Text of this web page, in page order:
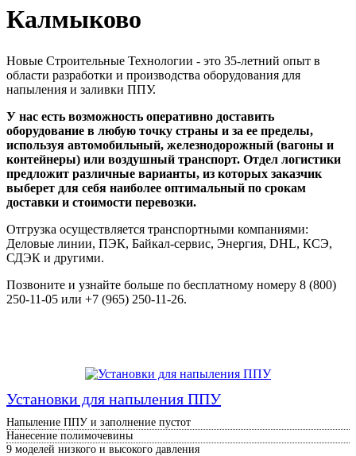
Калмыково
Новые Строительные Технологии - это 35-летний опыт в
области разработки и производства оборудования для
напыления и заливки ППУ.
У нас есть возможность оперативно доставить
оборудование в любую точку страны и за ее пределы,
используя автомобильный, железнодорожный (вагоны и
контейнеры) или воздушный транспорт. Отдел логистики
предложит различные варианты, из которых заказчик
выберет для себя наиболее оптимальный по срокам
доставки и стоимости перевозки.
Отгрузка осуществляется транспортными компаниями:
Деловые линии, ПЭК, Байкал-сервис, Энергия, DHL, КСЭ,
СДЭК и другими.
Позвоните и узнайте больше по бесплатному номеру 8 (800)
250-11-05 или +7 (965) 250-11-26.
Установки для напыления ППУ
Напыление ППУ и заполнение пустот
Нанесение полимочевины
9 моделей низкого и высокого давления